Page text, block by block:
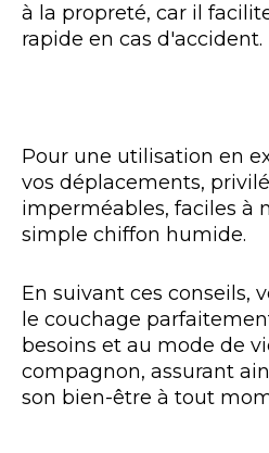
à la propreté, car il
rapide en cas d'accident.
Pour une utilisation en
vos déplacements,
imperméables, faciles à
simple chiffon humide.
En suivant ces conseils,
le couchage
besoins et au mode de
compagnon, assurant
son bien-être à tout